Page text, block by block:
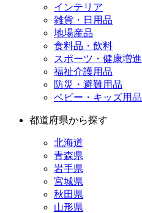
インテリア
雑貨・日用品
地場産品
食料品・飲料
スポーツ・健康増進
福祉介護用品
防災・避難用品
ベビー・キッズ用品
都道府県から探す
北海道
青森県
岩手県
宮城県
秋田県
山形県